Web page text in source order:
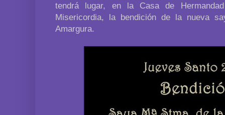
tendrá lugar, en la Casa de
Misericordia, la bendición de la nueva
Amargura.